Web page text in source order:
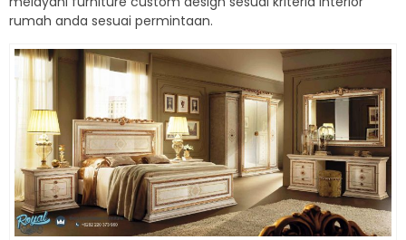
rumah anda sesuai permintaan.